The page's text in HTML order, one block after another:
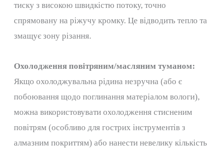
тиску з високою швидкістю потоку, точно
спрямовану на ріжучу кромку. Це відводить тепло та
змащує зону різання.
Охолодження повітряним/масляним туманом:
Якщо охолоджувальна рідина незручна (або є
побоювання щодо поглинання матеріалом вологи),
можна використовувати охолодження стисненим
повітрям (особливо для гострих інструментів з
алмазним покриттям) або нанести невелику кількість